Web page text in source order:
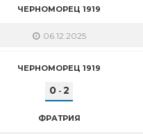
ЧЕРНОМОРЕЦ 1919
06.12.2025
ЧЕРНОМОРЕЦ 1919
0- 2
ФРАТРИЯ